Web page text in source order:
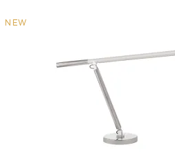
NEW